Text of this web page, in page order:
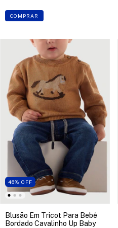
COMPRAR
46% OFF
Blusão Em Tricot Para Bebê
Bordado Cavalinho Up Baby